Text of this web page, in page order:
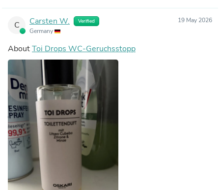
C Carsten W. Verified
Germany
19 May 2026
AboutToi Drops WC-Geruchsstopp